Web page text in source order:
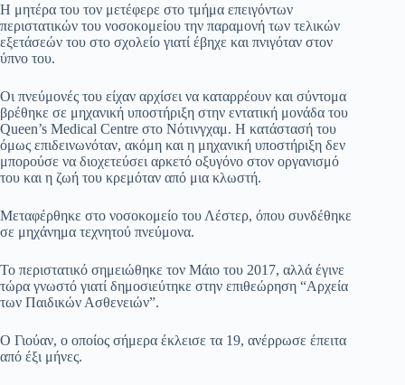
Η μητέρα του τον μετέφερε στο τμήμα επειγόντων
περιστατικών του νοσοκομείου την παραμονή των τελικών
εξετάσεών του στο σχολείο γιατί έβηχε και πνιγόταν στον
ύπνο του.
Οι πνεύμονές του είχαν αρχίσει να καταρρέουν και σύντομα
βρέθηκε σε μηχανική υποστήριξη στην εντατική μονάδα του
Queen’s Medical Centre στο Νότινγχαμ. Η κατάστασή του
όμως επιδεινωνόταν, ακόμη και η μηχανική υποστήριξη δεν
μπορούσε να διοχετεύσει αρκετό οξυγόνο στον οργανισμό
του και η ζωή του κρεμόταν από μια κλωστή.
Μεταφέρθηκε στο νοσοκομείο του Λέστερ, όπου συνδέθηκε
σε μηχάνημα τεχνητού πνεύμονα.
Το περιστατικό σημειώθηκε τον Μάιο του 2017, αλλά έγινε
τώρα γνωστό γιατί δημοσιεύτηκε στην επιθεώρηση “Αρχεία
των Παιδικών Ασθενειών”.
Ο Γιούαν, ο οποίος σήμερα έκλεισε τα 19, ανέρρωσε έπειτα
από έξι μήνες.